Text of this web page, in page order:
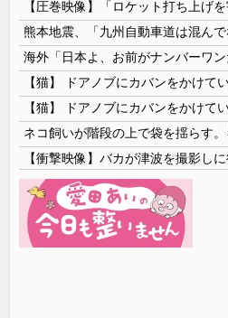
【衝撃映像】バカが津波を撮影し